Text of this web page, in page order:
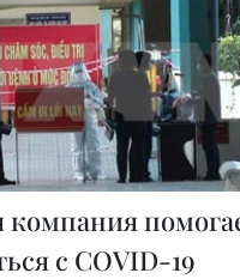
компания
с COVID-19